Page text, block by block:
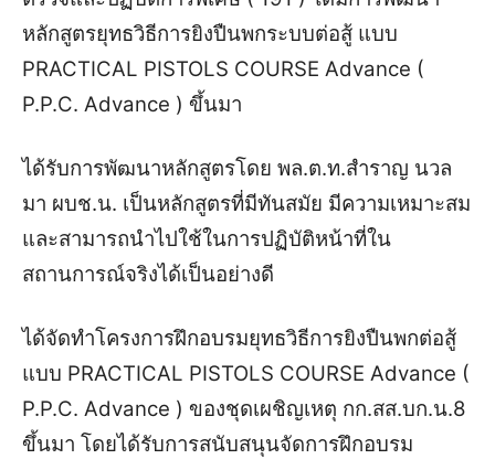
หลักสูตรยุทธวิธีการยิงปืนพกระบบต่อสู้ แบบ
PRACTICAL PISTOLS COURSE Advance (
P.P.C. Advance ) ขึ้นมา
ได้รับการพัฒนาหลักสูตรโดย พล.ต.ท.สำราญ นวล
มา ผบช.น. เป็นหลักสูตรที่มีทันสมัย มีความเหมาะสม
และสามารถนำไปใช้ในการปฏิบัติหน้าที่ใน
สถานการณ์จริงได้เป็นอย่างดี
ได้จัดทำโครงการฝึกอบรมยุทธวิธีการยิงปืนพกต่อสู้
แบบ PRACTICAL PISTOLS COURSE Advance (
P.P.C. Advance ) ของชุดเผชิญเหตุ กก.สส.บก.น.8
ขึ้นมา โดยได้รับการสนับสนุนจัดการฝึกอบรม